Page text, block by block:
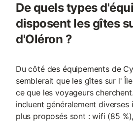
De quels types
disposent les gîtes
d'Oléron ?
Du côté des équipements de
semblerait que les gîtes sur l'
ce que les voyageurs
incluent généralement diverses
plus proposés sont : wifi (85